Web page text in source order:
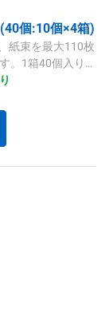
個:10個×4箱)
紙束を最大110枚
。1箱40個入り